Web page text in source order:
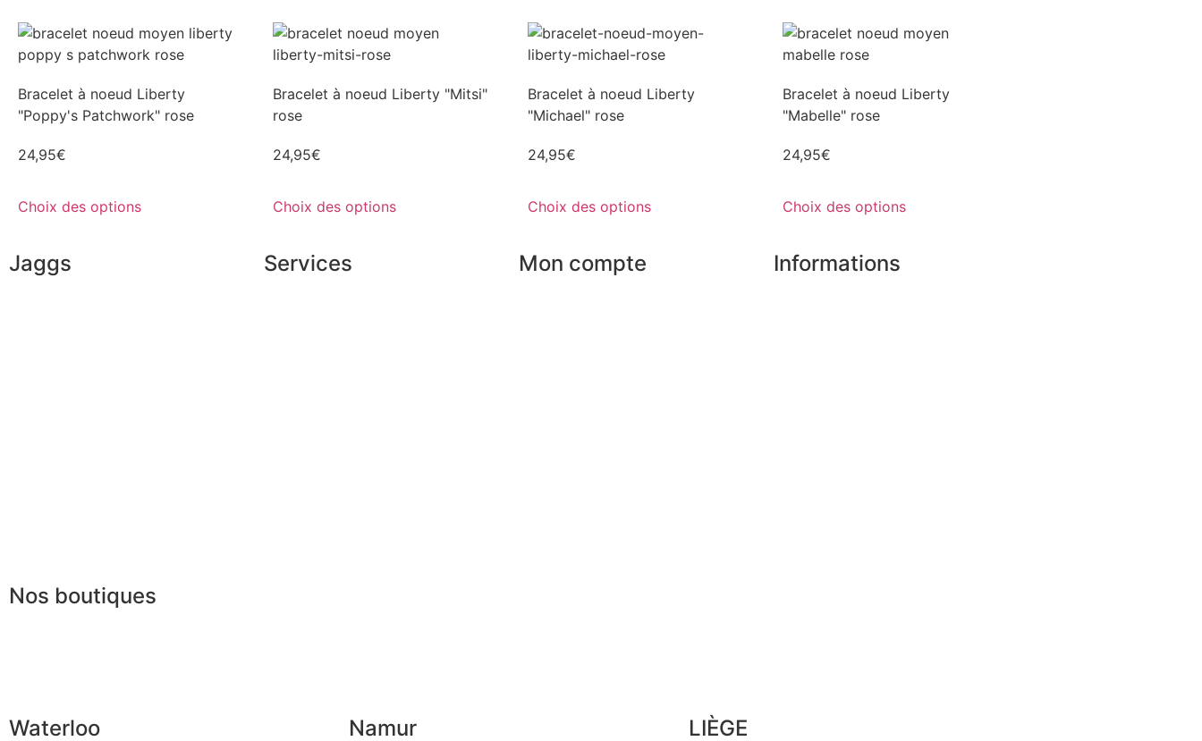
Bracelet à noeud Liberty
"Poppy's Patchwork" rose
24,95€
Choix des options
Bracelet à noeud Liberty "Mitsi"
rose
24,95€
Choix des options
Bracelet à noeud Liberty
"Michael" rose
24,95€
Choix des options
Bracelet à noeud Liberty
"Mabelle" rose
24,95€
Choix des options
Jaggs Services Mon compte Informations
Nos boutiques
Waterloo Namur LIÈGE